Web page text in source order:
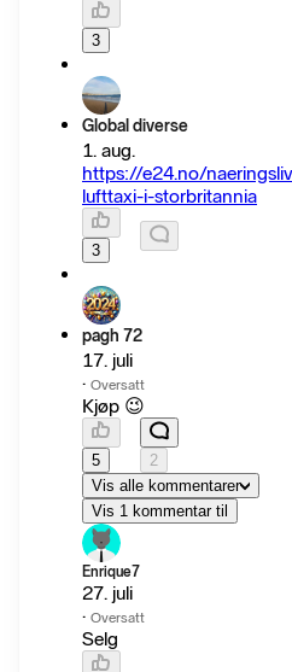
3
Global diverse
1. aug.
https://e24.no/
lufttaxi-i-storbritannia
3
pagh 72
17. juli
· Oversatt
Kjøp 😉
5
2
Vis alle kommentarer
Vis 1 kommentar til
Enrique7
27. juli
· Oversatt
Selg